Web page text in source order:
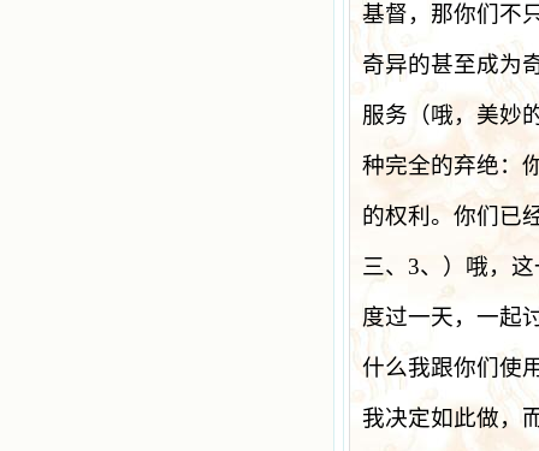
基督，那你们不
奇异的甚至成为
服务（哦，美妙
种完全的弃绝：
的权利。你们已
三、 3、）哦，
度过一天，一起
什么我跟你们使
我决定如此做，